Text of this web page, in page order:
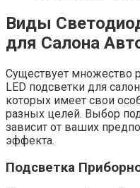
Виды
для Салона
Существует множество
LED подсветки для
которых имеет свои
разных целей. Выбор
зависит от ваших
эффекта.
Подсветка